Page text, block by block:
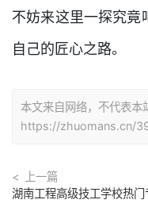
不妨来这里一探究竟
自己的匠心之路。
本文来自网络，不代表本
https://zhuomans.cn/
上一篇
湖南工程高级技工学校热